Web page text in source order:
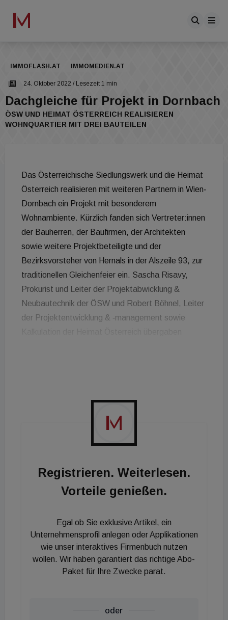
IMMOFLASH.AT IMMOMEDIEN.AT
24. Oktober 2022 / Lesezeit 1 min
Dachgleiche für Projekt in Dornbach
ÖSW UND HEIMAT ÖSTERREICH REALISIEREN
WOHNQUARTIER MIT DREI BAUTEILEN
Das Österreichische Siedlungswerk und die Heimat
Österreich realisieren mit weiteren Partnern in Wien‐
Dornbach ein Projekt mit besonderem
Wohnambiente. Kürzlich fanden sich Vertreter:innen
der Bauherren, der Baufirmen, der Architekten
sowie weitere Projektbeteiligte und der
Bezirksvorsteher von Hernals in der Alszeile 93, zur
traditionellen Gleichenfeier ein. Sascha Risavy,
Prokurist und Leiter der Projektabwicklung &
Neubautechnik der ÖSW und Robert Böhnel, Leiter
der Projektentwicklung & ‐management sowie
Arbeiter übergeben können. Ich möchte mich für
den außer‐ ordentlichen Einsatz, aber auch die
planmäßige und bis dato unfallfreie Umsetzung
bedanken und hoffe, auf eine ebenso erfolgreiche
Alszeile, Ecke Vollbadgasse und Dornbacher
Straße, befindet sich das Wohnquartier mit drei
Podsedensek entworfen - und in der
Ausführungsplanung von U.M.A. Architekten
begleitet - werden bis voraussichtlich Herbst 2023
in fünf Geschoßen insgesamt 24 geförderte bzw.
betreute und 60 freifinanzierte Wohnungen, ein
Registrieren. Weiterlesen.
Vorteile genießen.
Egal ob Sie exklusive Artikel, ein
Unternehmensprofil anlegen oder Applikationen
wie unser interaktives Firmenbuch nutzen
wollen. Wir haben garantiert das richtige Abo-
Paket für Ihre Zwecke parat.
oder